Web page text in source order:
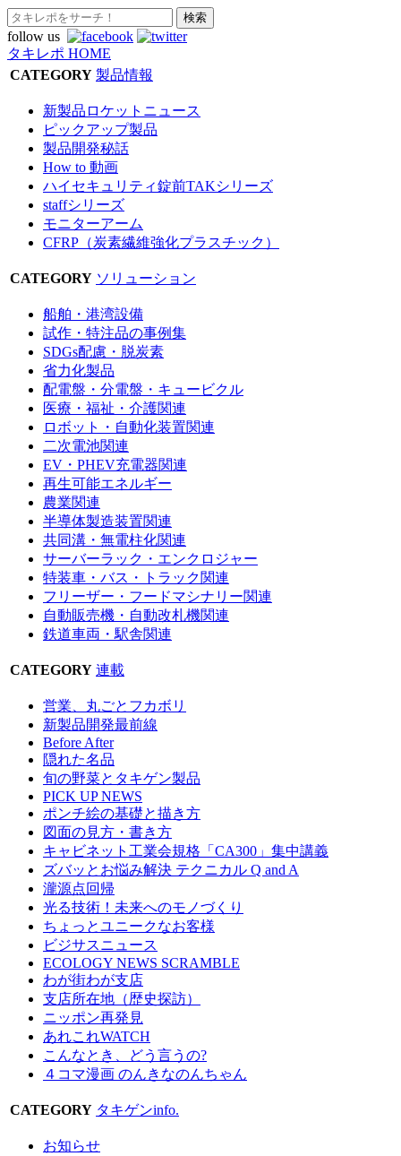
follow us
タキレポ HOME
CATEGORY 製品情報
新製品ロケットニュース
ピックアップ製品
製品開発秘話
How to 動画
ハイセキュリティ錠前TAKシリーズ
staffシリーズ
モニターアーム
CFRP（炭素繊維強化プラスチック）
CATEGORY ソリューション
船舶・港湾設備
試作・特注品の事例集
SDGs配慮・脱炭素
省力化製品
配電盤・分電盤・キュービクル
医療・福祉・介護関連
ロボット・自動化装置関連
二次電池関連
EV・PHEV充電器関連
再生可能エネルギー
農業関連
半導体製造装置関連
共同溝・無電柱化関連
サーバーラック・エンクロジャー
特装車・バス・トラック関連
フリーザー・フードマシナリー関連
自動販売機・自動改札機関連
鉄道車両・駅舎関連
CATEGORY 連載
営業、丸ごとフカボリ
新製品開発最前線
Before After
隠れた名品
旬の野菜とタキゲン製品
PICK UP NEWS
ポンチ絵の基礎と描き方
図面の見方・書き方
キャビネット工業会規格「CA300」集中講義
ズバッとお悩み解決 テクニカル Q and A
瀧源点回帰
光る技術！未来へのモノづくり
ちょっとユニークなお客様
ビジサスニュース
ECOLOGY NEWS SCRAMBLE
わが街わが支店
支店所在地（歴史探訪）
ニッポン再発見
あれこれWATCH
こんなとき、どう言うの?
４コマ漫画 のんきなのんちゃん
CATEGORY タキゲンinfo.
お知らせ